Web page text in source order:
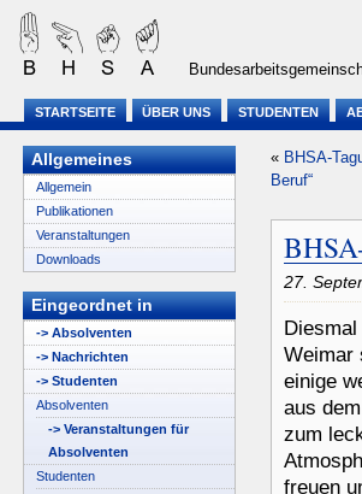
STARTSEITE ÜBER UNS STUDENTEN
« BHSA-
Beruf“
27.
Weimar
einige
aus
zum
freuen
Allgemeines
Allgemein
Publikationen
Veranstaltungen
Downloads
Eingeordnet in
-> Absolventen
-> Nachrichten
-> Studenten
Absolventen
-> Veranstaltungen für
Absolventen
Studenten